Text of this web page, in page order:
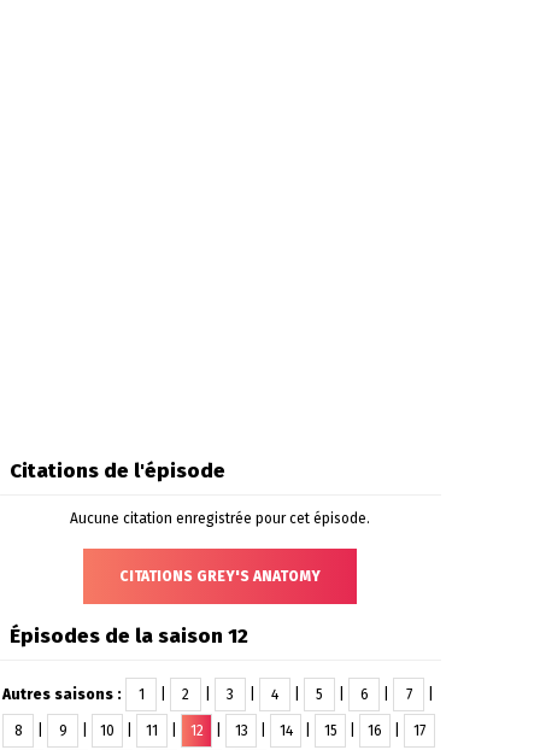
Citations de l'épisode
Aucune citation enregistrée pour cet épisode.
CITATIONS GREY'S ANATOMY
Épisodes de la saison 12
Autres saisons : 1 2 3 4 5 6 7
8 9 10 11 12 13 14 15 16 17